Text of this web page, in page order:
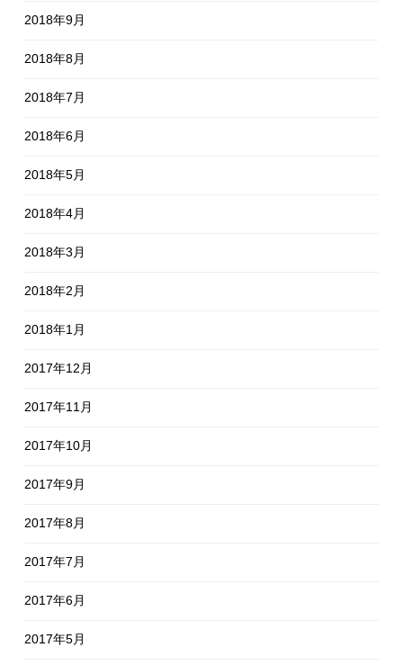
2018年9月
2018年8月
2018年7月
2018年6月
2018年5月
2018年4月
2018年3月
2018年2月
2018年1月
2017年12月
2017年11月
2017年10月
2017年9月
2017年8月
2017年7月
2017年6月
2017年5月